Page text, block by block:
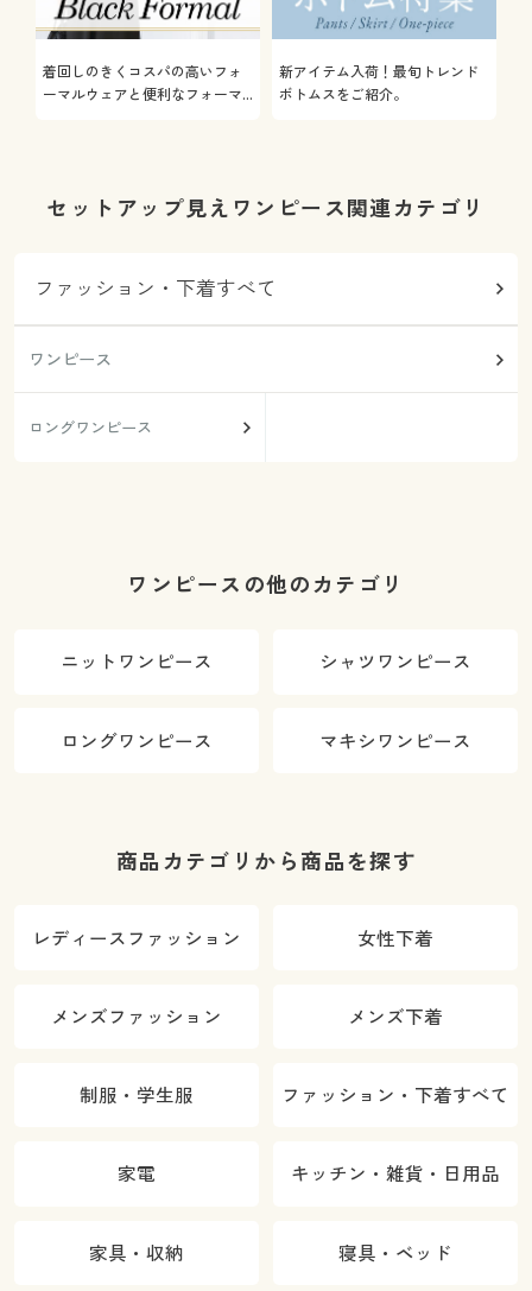
着回しのきくコスパの高いフォ
ーマルウェアと便利なフォーマ
新アイテム入荷！最旬トレンド
ボトムスをご紹介。
セットアップ見えワンピース関連カテゴリ
ファッション・下着すべて
ワンピース
ロングワンピース
ワンピースの他のカテゴリ
ニットワンピース シャツワンピース
ロングワンピース マキシワンピース
商品カテゴリから商品を探す
レディースファッション 女性下着
メンズファッション メンズ下着
制服・学生服 ファッション・下着すべて
家電 キッチン・雑貨・日用品
家具・収納 寝具・ベッド